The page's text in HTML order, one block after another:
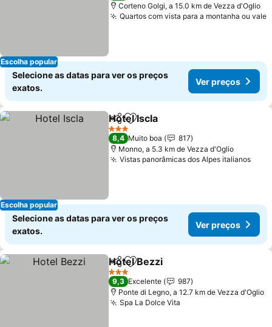
Escolha popular
Corteno Golgi, a 15.0 km de Vezza d'Oglio
Quartos com vista para a montanha ou vale
Selecione as datas para ver os preços
exatos.
Ver preços
Escolha popular
PartilharAdicionar aos favoritos
Hotel Iscla
3 Estrelas
8,4 Muito boa
817
Monno, a 5.3 km de Vezza d'Oglio
Vistas panorâmicas dos Alpes italianos
Selecione as datas para ver os preços
exatos.
Ver preços
PartilharAdicionar aos favoritos
Hotel Bezzi
3 Estrelas
9,3 Excelente
987
Ponte di Legno, a 12.7 km de Vezza d'Oglio
Spa La Dolce Vita